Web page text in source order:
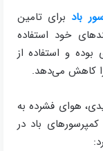
باد برای تامین
خود استفاده
بوده و استفاده از
کاهش می‌دهد.
هوای فشرده به
باد در